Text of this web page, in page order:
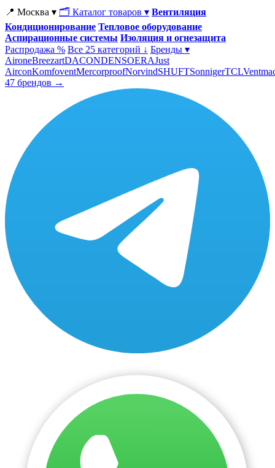
📍 Москва ▾ 🗂 Каталог товаров ▾ Вентиляция
Кондиционирование Тепловое оборудование
Аспирационные системы Изоляция и огнезащита
Распродажа % Все 25 категорий ↓ Бренды ▾
AironeBreezartDACONDENSOERAJust
AirconKomfoventMercorproofNorvindSHUFTSonnigerTCL
47 брендов →